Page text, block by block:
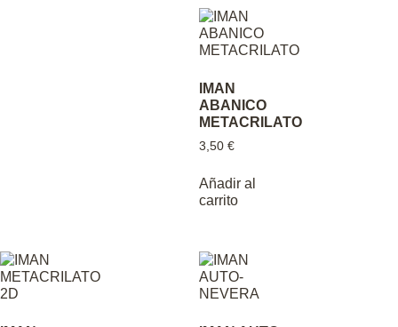
IMAN
ABANICO
METACRILATO
3,50 €
Añadir al
carrito